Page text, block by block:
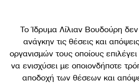
Το Ίδρυμα Λίλιαν Βουδούρη δεν
ανάγκην τις θέσεις και
οργανισμών τους οποίους
να ενισχύσει με οποιονδήποτε
αποδοχή των θέσεων και